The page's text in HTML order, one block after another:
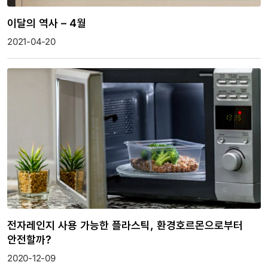
이달의 역사 – 4월
2021-04-20
전자레인지 사용 가능한 플라스틱, 환경호르몬으로부터
안전할까?
2020-12-09